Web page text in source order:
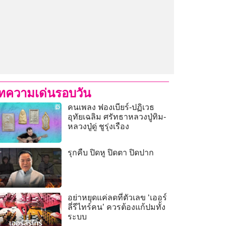
ความเด่นรอบวัน
คนเพลง ฟองเบียร์-ปฏิเวธ
อุทัยเฉลิม ศรัทธาหลวงปู่ทิม-
หลวงปู่ดู่ ชูรุ่งเรือง
รุกคืบ ปิดหู ปิดตา ปิดปาก
อย่าหยุดแค่ลดที่ตัวเลข ‘เออร์
ลี่รีไทร์คน’ ควรต้องแก้ปมทั้ง
ระบบ